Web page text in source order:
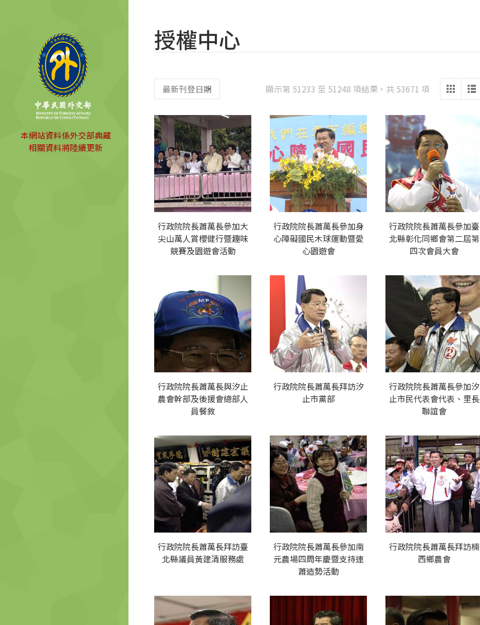
本網站資料係外交部典藏
相關資料將陸續更新
授權中心
顯示第 51233 至 51248 項結果，共 53671 項 Sorted
行政院院長蕭萬長參加大
尖山萬人賞櫻健行暨趣味
競賽及園遊會活動
行政院院長蕭萬長參加身
心障礙國民木球運動暨愛
心園遊會
行政院院長蕭萬長參加臺
北縣彰化同鄉會第二屆第
四次會員大會
行政院院長蕭萬長與汐止
農會幹部及後援會總部人
員餐敘
行政院院長蕭萬長拜訪汐
止市黨部
行政院院長蕭萬長參加汐
止市民代表會代表、里長
聯誼會
行政院院長蕭萬長拜訪臺
北縣議員黃建清服務處
行政院院長蕭萬長參加南
元農場四周年慶暨支持連
蕭造勢活動
行政院院長蕭萬長拜訪楠
西鄉農會